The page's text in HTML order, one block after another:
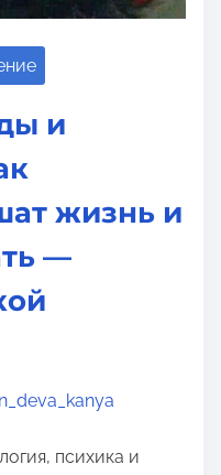
и
жизнь и
—
психика и